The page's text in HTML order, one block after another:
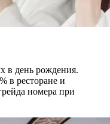
в день рождения.
в ресторане и
номера при